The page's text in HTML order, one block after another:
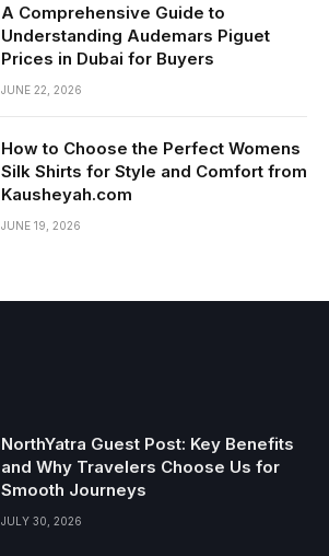
A Comprehensive Guide to
Understanding Audemars Piguet
Prices in Dubai for Buyers
JUNE 22, 2026
How to Choose the Perfect Womens
Silk Shirts for Style and Comfort from
Kausheyah.com
JUNE 19, 2026
NorthYatra Guest Post: Key Benefits
and Why Travelers Choose Us for
Smooth Journeys
JULY 30, 2026